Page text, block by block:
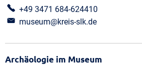
+49 3471 684-624410
museum@kreis-slk.de
Archäologie im Museum